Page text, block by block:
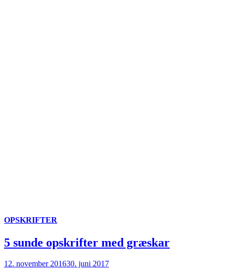
OPSKRIFTER
5 sunde opskrifter med græskar
12. november 201630. juni 2017